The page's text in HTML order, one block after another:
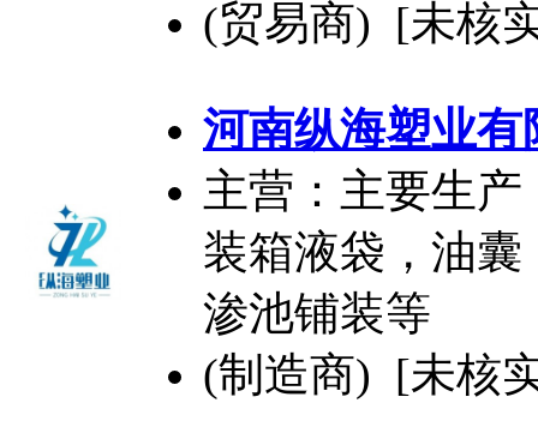
(贸易商) [未核
河南纵海塑业有
主营：主要生
装箱液袋，油
渗池铺装等
(制造商) [未核